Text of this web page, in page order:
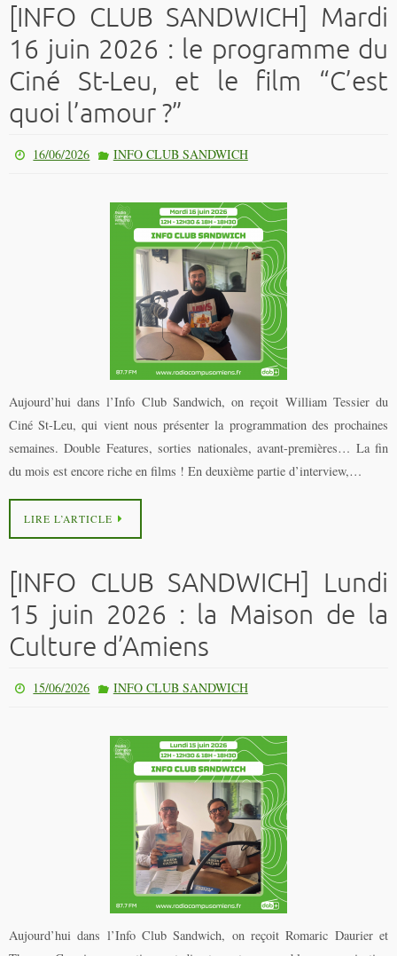
[INFO CLUB SANDWICH] Mardi
16 juin 2026 : le programme du
Ciné St-Leu, et le film “C’est
quoi l’amour ?”
16/06/2026 INFO CLUB SANDWICH
Aujourd’hui dans l’Info Club Sandwich, on reçoit William Tessier du
Ciné St-Leu, qui vient nous présenter la programmation des prochaines
semaines. Double Features, sorties nationales, avant-premières… La fin
du mois est encore riche en films ! En deuxième partie d’interview,…
LIRE L’ARTICLE
[INFO CLUB SANDWICH] Lundi
15 juin 2026 : la Maison de la
Culture d’Amiens
15/06/2026 INFO CLUB SANDWICH
Aujourd’hui dans l’Info Club Sandwich, on reçoit Romaric Daurier et